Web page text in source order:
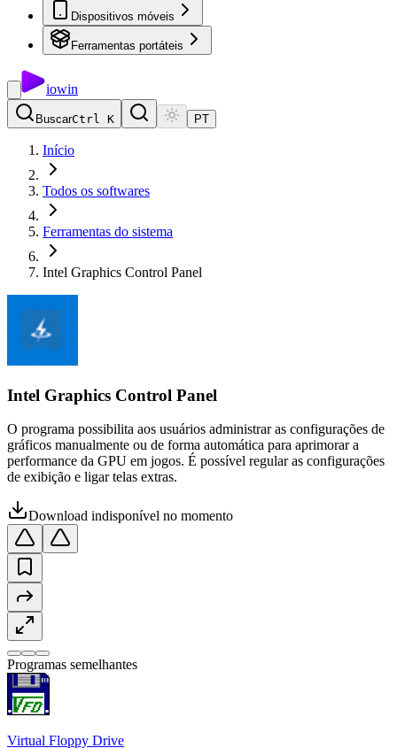
Dispositivos móveis
Ferramentas portáteis
iowin
BuscarCtrl K PT
Início
Todos os softwares
Ferramentas do sistema
Intel Graphics Control Panel
Intel Graphics Control Panel
O programa possibilita aos usuários administrar as configurações de
gráficos manualmente ou de forma automática para aprimorar a
performance da GPU em jogos. É possível regular as configurações
de exibição e ligar telas extras.
Download indisponível no momento
Programas semelhantes
Virtual Floppy Drive